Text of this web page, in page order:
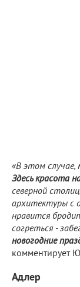
«В этом случае,
Здесь красота
северной
архитектуры с
нравится
согреться -
новогодние
комментирует
Адлер